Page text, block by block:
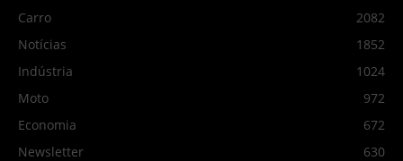
Carro
2082
Notícias
1852
Indústria
1024
Moto
972
Economia
672
Newsletter
630